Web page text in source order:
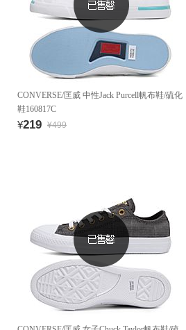
CONVERSE/匡威 中性Jack Purcell帆布鞋/硫化
鞋160817C
¥219 ¥499